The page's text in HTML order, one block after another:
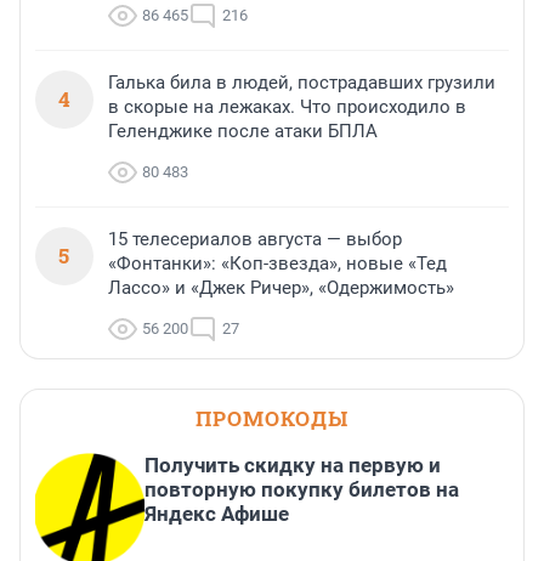
86 465 216
4
Галька била в людей, пострадавших грузили
в скорые на лежаках. Что происходило в
Геленджике после атаки БПЛА
80 483
5
15 телесериалов августа — выбор
«Фонтанки»: «Коп-звезда», новые «Тед
Лассо» и «Джек Ричер», «Одержимость»
56 200 27
ПРОМОКОДЫ
Получить скидку на первую и
повторную покупку билетов на
Яндекс Афише